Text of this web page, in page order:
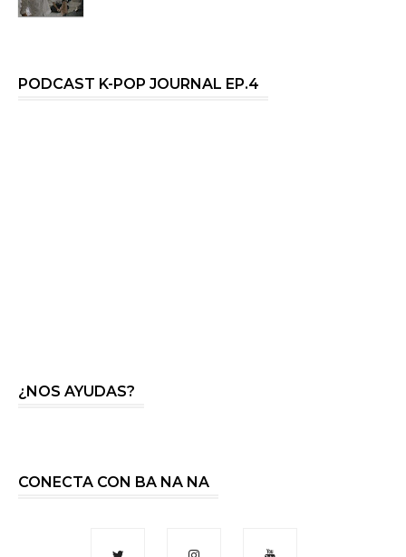
PODCAST K-POP JOURNAL EP.4
¿NOS AYUDAS?
CONECTA CON BA NA NA